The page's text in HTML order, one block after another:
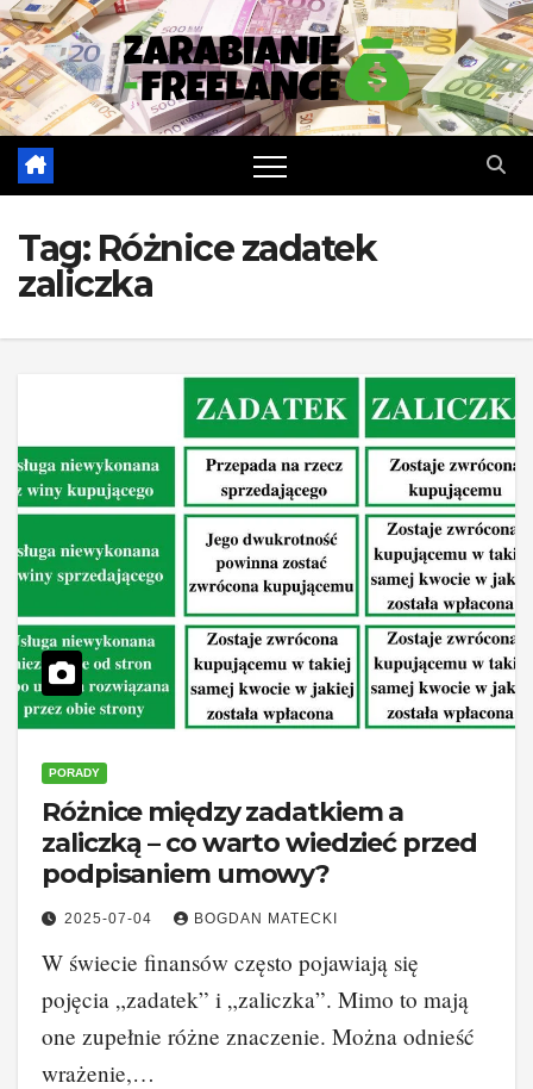
Skip
to
content
Tag: Różnice zadatek
zaliczka
PORADY
Różnice między zadatkiem a
zaliczką – co warto wiedzieć przed
podpisaniem umowy?
2025-07-04 BOGDAN MATECKI
W świecie finansów często pojawiają się
pojęcia „zadatek” i „zaliczka”. Mimo to mają
one zupełnie różne znaczenie. Można odnieść
wrażenie,…